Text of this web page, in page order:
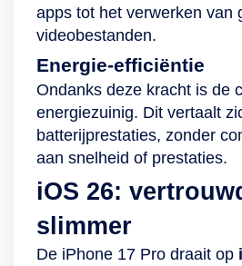
apps tot het verwerken van
videobestanden.
Energie-efficiëntie
Ondanks deze kracht is de
energiezuinig. Dit vertaalt
batterijprestaties, zonder
aan snelheid of prestaties.
iOS 26:
slimmer
De iPhone 17 Pro draait op